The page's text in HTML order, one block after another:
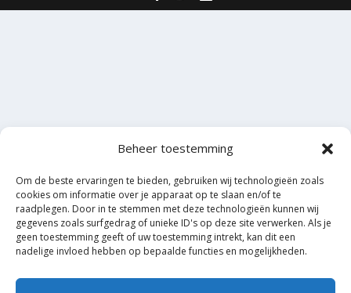
Beheer toestemming
Om de beste ervaringen te bieden, gebruiken wij technologieën zoals
cookies om informatie over je apparaat op te slaan en/of te
raadplegen. Door in te stemmen met deze technologieën kunnen wij
gegevens zoals surfgedrag of unieke ID's op deze site verwerken. Als je
geen toestemming geeft of uw toestemming intrekt, kan dit een
nadelige invloed hebben op bepaalde functies en mogelijkheden.